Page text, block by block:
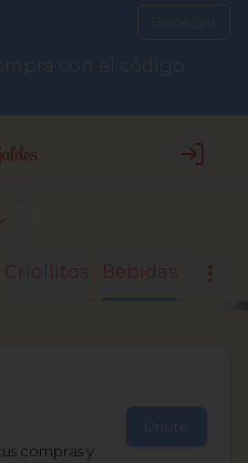
con el código
Login
Criollitos Bebidas
compras y
Únete